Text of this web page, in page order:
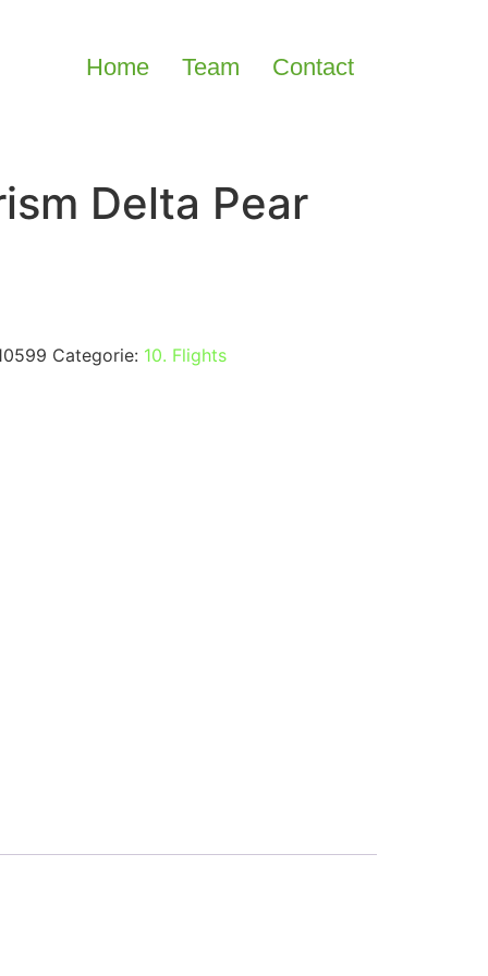
Home Team Contact
Delta Pear
Categorie: 10. Flights